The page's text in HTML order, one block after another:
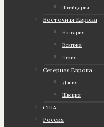
Швейцария
Восточная Европа
Болгария
Венгрия
Чехия
Северная Европа
Дания
Швеция
США
Россия